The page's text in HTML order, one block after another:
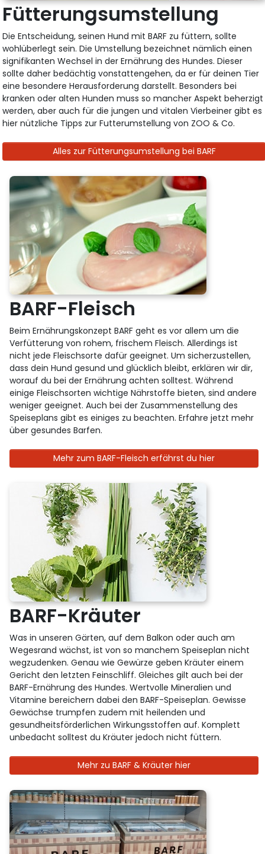
Fütterungsumstellung
Die Entscheidung, seinen Hund mit BARF zu füttern, sollte
wohlüberlegt sein. Die Umstellung bezeichnet nämlich einen
signifikanten Wechsel in der Ernährung des Hundes. Dieser
sollte daher bedächtig vonstattengehen, da er für deinen Tier
eine besondere Herausforderung darstellt. Besonders bei
kranken oder alten Hunden muss so mancher Aspekt beherzigt
werden, aber auch für die jungen und vitalen Vierbeiner gibt es
hier nützliche Tipps zur Futterumstellung von ZOO & Co.
Alles zur Fütterungsumstellung bei BARF
BARF-Fleisch
Beim Ernährungskonzept BARF geht es vor allem um die
Verfütterung von rohem, frischem Fleisch. Allerdings ist
nicht jede Fleischsorte dafür geeignet. Um sicherzustellen,
dass dein Hund gesund und glücklich bleibt, erklären wir dir,
worauf du bei der Ernährung achten solltest. Während
einige Fleischsorten wichtige Nährstoffe bieten, sind andere
weniger geeignet. Auch bei der Zusammenstellung des
Speiseplans gibt es einiges zu beachten. Erfahre jetzt mehr
über gesundes Barfen.
Mehr zum BARF-Fleisch erfährst du hier
BARF-Kräuter
Was in unseren Gärten, auf dem Balkon oder auch am
Wegesrand wächst, ist von so manchem Speiseplan nicht
wegzudenken. Genau wie Gewürze geben Kräuter einem
Gericht den letzten Feinschliff. Gleiches gilt auch bei der
BARF-Ernährung des Hundes. Wertvolle Mineralien und
Vitamine bereichern dabei den BARF-Speiseplan. Gewisse
Gewächse trumpfen zudem mit heilenden und
gesundheitsförderlichen Wirkungsstoffen auf. Komplett
unbedacht solltest du Kräuter jedoch nicht füttern.
Mehr zu BARF & Kräuter hier